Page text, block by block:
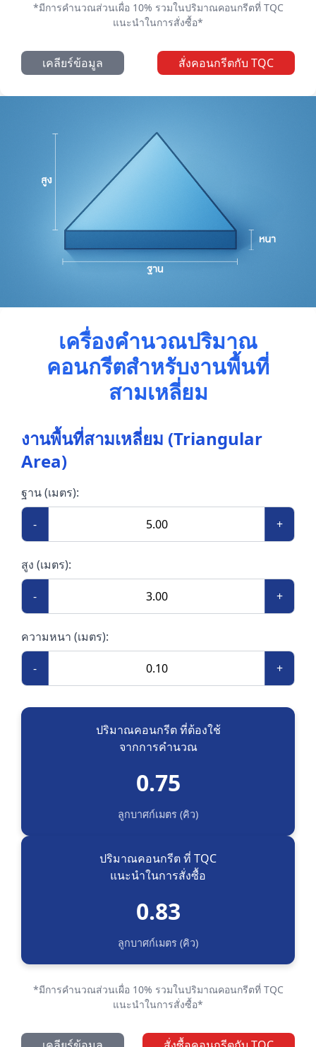
*มีการคำนวณส่วนเผื่อ 10% รวมในปริมาณคอนกรีตที่ TQC
แนะนำในการสั่งซื้อ*
เคลียร์ข้อมูล สั่งคอนกรีตกับ TQC
เครื่องคำนวณปริมาณ
คอนกรีตสำหรับงานพื้นที่
สามเหลี่ยม
งานพื้นที่สามเหลี่ยม (Triangular
Area)
ฐาน (เมตร):
- +
สูง (เมตร):
- +
ความหนา (เมตร):
- +
ปริมาณคอนกรีต ที่ต้องใช้
จากการคำนวณ
0.75
ลูกบาศก์เมตร (คิว)
ปริมาณคอนกรีต ที่ TQC
แนะนำในการสั่งซื้อ
0.83
ลูกบาศก์เมตร (คิว)
*มีการคำนวณส่วนเผื่อ 10% รวมในปริมาณคอนกรีตที่ TQC
แนะนำในการสั่งซื้อ*